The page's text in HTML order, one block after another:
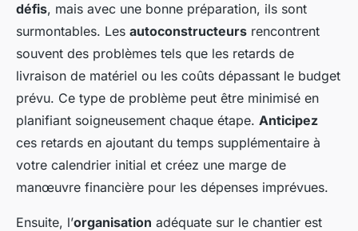
défis, mais avec une bonne préparation, ils sont
surmontables. Les autoconstructeurs rencontrent
souvent des problèmes tels que les retards de
livraison de matériel ou les coûts dépassant le budget
prévu. Ce type de problème peut être minimisé en
planifiant soigneusement chaque étape. Anticipez
ces retards en ajoutant du temps supplémentaire à
votre calendrier initial et créez une marge de
manœuvre financière pour les dépenses imprévues.
Ensuite, l’organisation adéquate sur le chantier est